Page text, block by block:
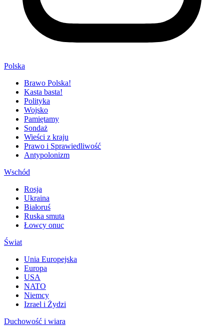
Polska
Brawo Polska!
Kasta basta!
Polityka
Wojsko
Pamiętamy
Sondaż
Wieści z kraju
Prawo i Sprawiedliwość
Antypolonizm
Wschód
Rosja
Ukraina
Białoruś
Ruska smuta
Łowcy onuc
Świat
Unia Europejska
Europa
USA
NATO
Niemcy
Izrael i Żydzi
Duchowość i wiara